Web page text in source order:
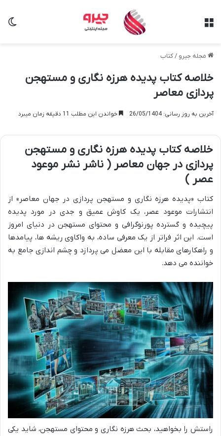
مجله جیرو /کتاب
خلاصه کتاب پدیده هرزه نگاری و مستهجن
پردازی معاصر
آخرین به روز رسانی: 26/05/1404 خواندن این مطلب 11 دقیقه زمان میبرد
خلاصه کتاب پدیده هرزه نگاری و مستهجن
پردازی در جهان معاصر ( ناشر نشر موعود
عصر )
کتاب «پدیده هرزه نگاری و مستهجن پردازی در جهان معاصر» از
انتشارات موعود عصر، یک کاوش عمیق و جدی در مورد پدیده
پیچیده و گسترده پورنوگرافی و محتوای مستهجن در دنیای امروز
است. این اثر فراتر از یک معرفی ساده، به واکاوی ریشه ها، پیامدها
و راهکارهای مقابله با این معضل می پردازد و چشم اندازی جامع به
خواننده می دهد.
راستش را بخواهید، بحث هرزه نگاری و محتوای مستهجن، شاید یکی